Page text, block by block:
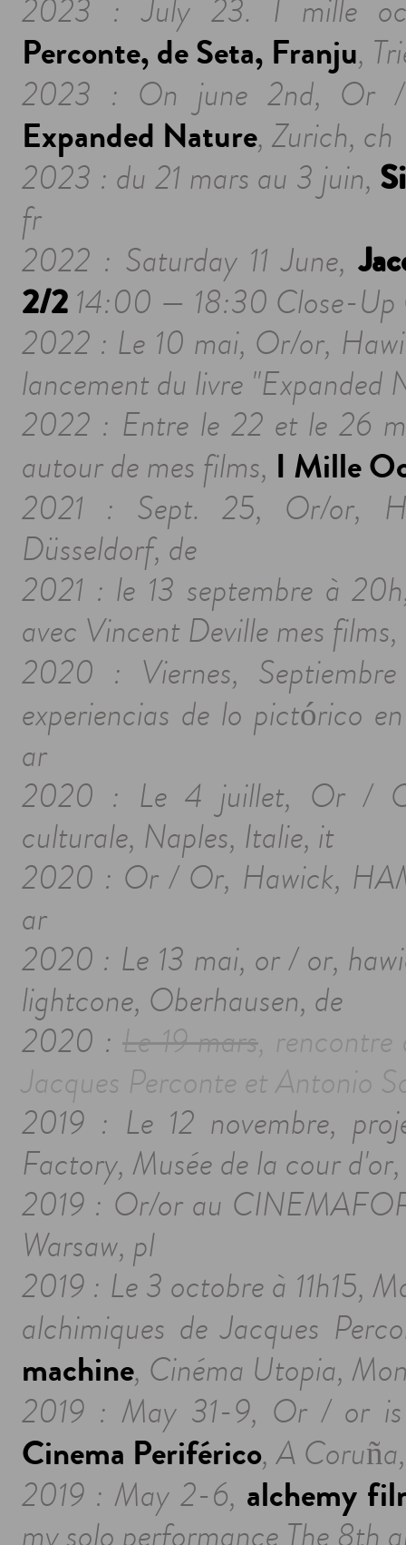
2023 : July 23. I mille
Perconte, de Seta, Franju,
2023 : On june 2nd, Or
Expanded Nature, Zurich, ch
2023 : du 21 mars au 3 juin,
fr
2022 : Saturday 11 June,
2/2 14:00 — 18:30 Close-Up
2022 : Le 10 mai, Or/or,
lancement du livre "Expanded
2022 : Entre le 22 et le 26
autour de mes films, I Mille
2021 : Sept. 25, Or/or,
Düsseldorf, de
2021 : le 13 septembre à
avec Vincent Deville mes
2020 : Viernes,
experiencias de lo pictórico
ar
2020 : Le 4 juillet, Or /
culturale, Naples, Italie, it
2020 : Or / Or, Hawick,
ar
2020 : Le 13 mai, or / or,
lightcone, Oberhausen, de
2020 : Le 19 mars, rencontre
Jacques Perconte et Antonio
2019 : Le 12 novembre,
Factory, Musée de la cour
2019 : Or/or au
Warsaw, pl
2019 : Le 3 octobre à 11h15,
alchimiques de Jacques
machine, Cinéma Utopia,
2019 : May 31-9, Or / or
Cinema Periférico, A
2019 : May 2-6, alchemy